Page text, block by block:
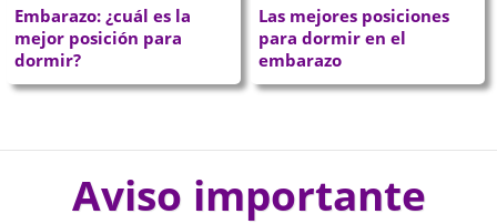
Embarazo: ¿cuál es la
mejor posición para
dormir?
Las mejores posiciones
para dormir en el
embarazo
P
Aviso importante